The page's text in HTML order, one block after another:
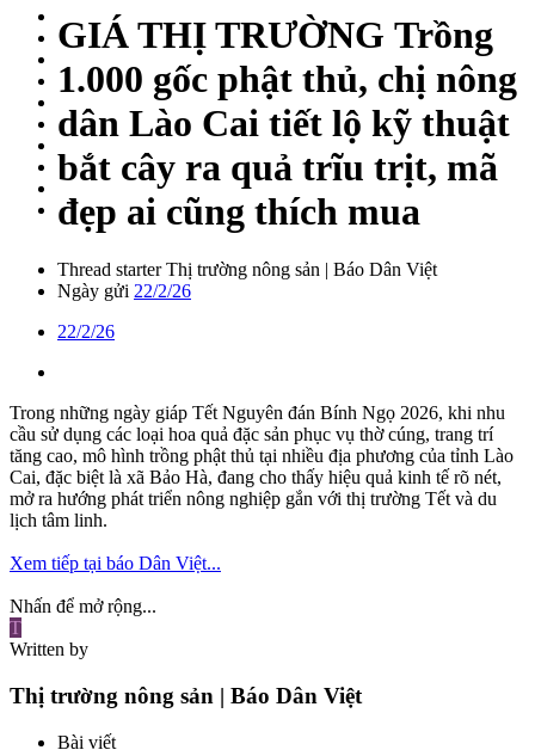
GIÁ THỊ TRƯỜNG Trồng
1.000 gốc phật thủ, chị nông
dân Lào Cai tiết lộ kỹ thuật
bắt cây ra quả trĩu trịt, mã
đẹp ai cũng thích mua
Thread starter Thị trường nông sản | Báo Dân Việt
Ngày gửi 22/2/26
22/2/26
Trong những ngày giáp Tết Nguyên đán Bính Ngọ 2026, khi nhu
cầu sử dụng các loại hoa quả đặc sản phục vụ thờ cúng, trang trí
tăng cao, mô hình trồng phật thủ tại nhiều địa phương của tỉnh Lào
Cai, đặc biệt là xã Bảo Hà, đang cho thấy hiệu quả kinh tế rõ nét,
mở ra hướng phát triển nông nghiệp gắn với thị trường Tết và du
lịch tâm linh.
Xem tiếp tại báo Dân Việt...
Nhấn để mở rộng...
T
Written by
Thị trường nông sản | Báo Dân Việt
Bài viết